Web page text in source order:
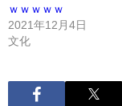
ｗｗｗｗｗ
2021年12月4日
文化